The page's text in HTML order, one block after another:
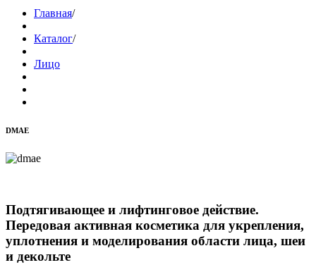
Главная/
Каталог/
Лицо
DMAE
Подтягивающее и лифтинговое действие.
Передовая активная косметика для укрепления,
уплотнения и моделирования области лица, шеи
и декольте